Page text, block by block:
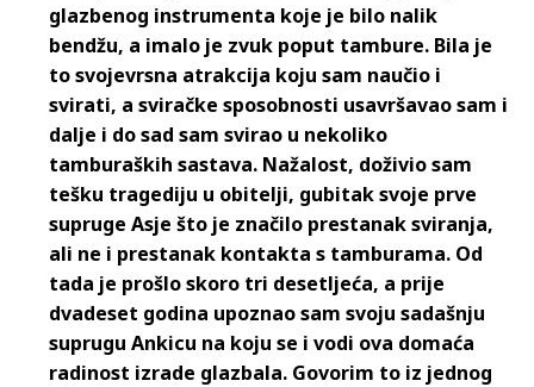
glazbenog instrumenta koje je bilo nalik
bendžu, a imalo je zvuk poput tambure. Bila je
to svojevrsna atrakcija koju sam naučio i
svirati, a sviračke sposobnosti usavršavao sam i
dalje i do sad sam svirao u nekoliko
tamburaških sastava. Nažalost, doživio sam
tešku tragediju u obitelji, gubitak svoje prve
supruge Asje što je značilo prestanak sviranja,
ali ne i prestanak kontakta s tamburama. Od
tada je prošlo skoro tri desetljeća, a prije
dvadeset godina upoznao sam svoju sadašnju
suprugu Ankicu na koju se i vodi ova domaća
radinost izrade glazbala. Govorim to iz jednog